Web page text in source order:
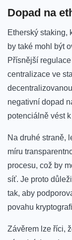
Dopad na
Etherský staking,
⁣by také mohl ⁣být
Přísnější
centralizace⁤ ve‌
negativní dopad
potenciálně‍ vést
Na druhé straně,
míru⁢
procesu, což ⁢by
síť. Je proto
tak, ‍aby
povahu
Závěrem lze říci,